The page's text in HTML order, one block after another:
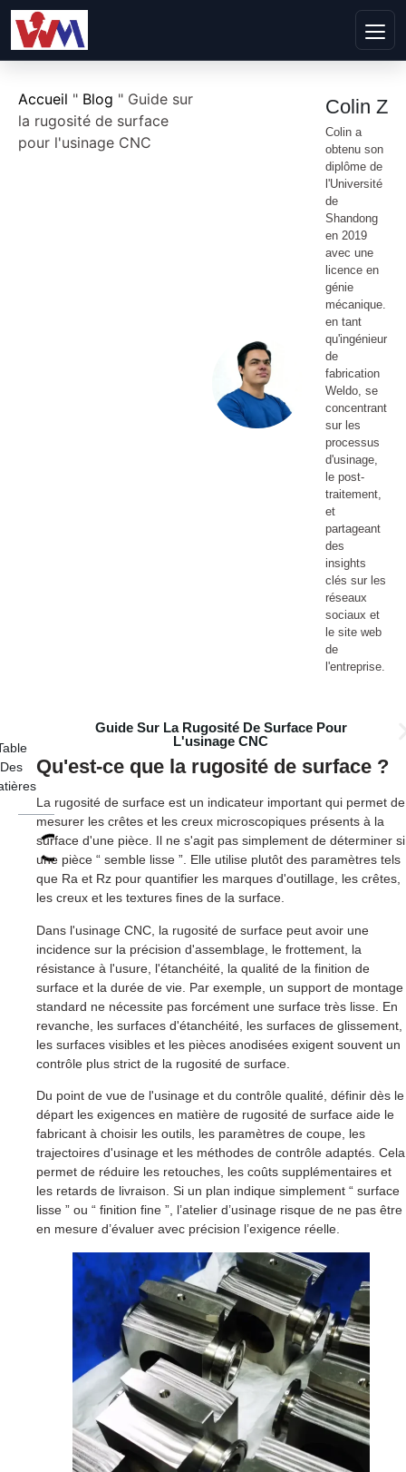
Accueil " Blog " Guide sur
la rugosité de surface
pour l'usinage CNC
Colin Z
Colin a
obtenu son
diplôme de
l'Université
de
Shandong
en 2019
avec une
licence en
génie
mécanique.
en tant
qu'ingénieur
de
fabrication
Weldo, se
concentrant
sur les
processus
d'usinage,
le post-
traitement,
et
partageant
des
insights
clés sur les
réseaux
sociaux et
le site web
de
l'entreprise.
Des
Guide Sur La Rugosité De Surface Pour
L'usinage CNC
Qu'est-ce que la rugosité de surface ?
La rugosité de surface est un indicateur important qui permet de
mesurer les crêtes et les creux microscopiques présents à la
surface d'une pièce. Il ne s'agit pas simplement de déterminer si
une pièce “ semble lisse ”. Elle utilise plutôt des paramètres tels
que Ra et Rz pour quantifier les marques d'outillage, les crêtes,
les creux et les textures fines de la surface.
Dans l'usinage CNC, la rugosité de surface peut avoir une
incidence sur la précision d'assemblage, le frottement, la
résistance à l'usure, l'étanchéité, la qualité de la finition de
surface et la durée de vie. Par exemple, un support de montage
standard ne nécessite pas forcément une surface très lisse. En
revanche, les surfaces d'étanchéité, les surfaces de glissement,
les surfaces visibles et les pièces anodisées exigent souvent un
contrôle plus strict de la rugosité de surface.
Du point de vue de l'usinage et du contrôle qualité, définir dès le
départ les exigences en matière de rugosité de surface aide le
fabricant à choisir les outils, les paramètres de coupe, les
trajectoires d'usinage et les méthodes de contrôle adaptés. Cela
permet de réduire les retouches, les coûts supplémentaires et
les retards de livraison. Si un plan indique simplement “ surface
lisse ” ou “ finition fine ”, l’atelier d’usinage risque de ne pas être
en mesure d’évaluer avec précision l’exigence réelle.